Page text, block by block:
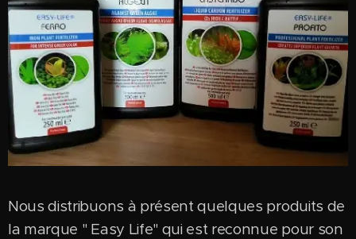
Nous distribuons à présent quelques produits de
la marque " Easy Life" qui est reconnue pour son